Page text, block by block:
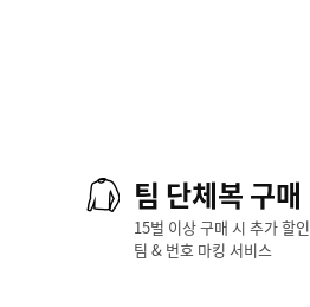
팀 단체복 구매
15벌 이상 구매 시 추가 할인
팀 & 번호 마킹 서비스